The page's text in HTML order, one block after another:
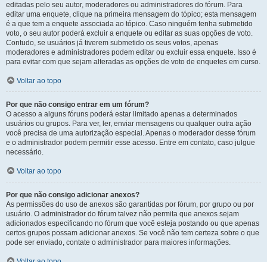
editadas pelo seu autor, moderadores ou administradores do fórum. Para
editar uma enquete, clique na primeira mensagem do tópico; esta mensagem
é a que tem a enquete associada ao tópico. Caso ninguém tenha submetido
voto, o seu autor poderá excluir a enquete ou editar as suas opções de voto.
Contudo, se usuários já tiverem submetido os seus votos, apenas
moderadores e administradores podem editar ou excluir essa enquete. Isso é
para evitar com que sejam alteradas as opções de voto de enquetes em curso.
Voltar ao topo
Por que não consigo entrar em um fórum?
O acesso a alguns fóruns poderá estar limitado apenas a determinados
usuários ou grupos. Para ver, ler, enviar mensagens ou qualquer outra ação
você precisa de uma autorização especial. Apenas o moderador desse fórum
e o administrador podem permitir esse acesso. Entre em contato, caso julgue
necessário.
Voltar ao topo
Por que não consigo adicionar anexos?
As permissões do uso de anexos são garantidas por fórum, por grupo ou por
usuário. O administrador do fórum talvez não permita que anexos sejam
adicionados especificando no fórum que você esteja postando ou que apenas
certos grupos possam adicionar anexos. Se você não tem certeza sobre o que
pode ser enviado, contate o administrador para maiores informações.